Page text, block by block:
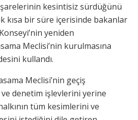
kesintisiz sürdüğünü
kısa bir süre içerisinde bakanlar
yeniden
Meclisi’nin kurulmasına
kullandı.
Meclisi’nin geçiş
denetim işlevlerini yerine
tüm kesimlerini ve